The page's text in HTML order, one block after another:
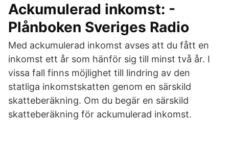
Ackumulerad inkomst: -
Plånboken Sveriges Radio
Med ackumulerad inkomst avses att du fått en
inkomst ett år som hänför sig till minst två år. I
vissa fall finns möjlighet till lindring av den
statliga inkomstskatten genom en särskild
skatteberäkning. Om du begär en särskild
skatteberäkning för ackumulerad inkomst.